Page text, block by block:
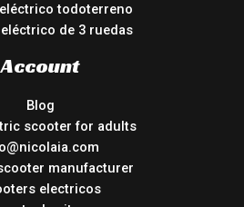
todoterreno
de 3 ruedas
Account
Blog
scooter for adults
manufacturer
electricos